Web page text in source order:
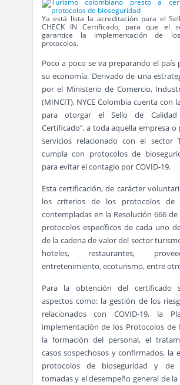
Ya está lista la acreditación para el
CHECK IN Certificado, para que el
garantice la implementación de
protocolos.
Poco a poco se va preparando el país
su economía. Derivado de una
por el Ministerio de Comercio,
(MINCIT), NYCE Colombia cuenta con
para otorgar el Sello de Calidad
Certificado”, a toda aquella empresa
servicios relacionado con el sector
cumpla con protocolos de
para evitar el contagio por COVID-19.
Esta certificación, de carácter
los criterios de los protocolos de
contempladas en la Resolución 666
protocolos específicos de cada uno
de la cadena de valor del sector
hoteles, restaurantes,
entretenimiento, ecoturismo, entre
Para la obtención del certificado
aspectos como: la gestión de los
relacionados con COVID-19, la
implementación de los Protocolos de
la formación del personal, el
casos sospechosos y confirmados, la
protocolos de bioseguridad y de
tomadas y el desempeño general de